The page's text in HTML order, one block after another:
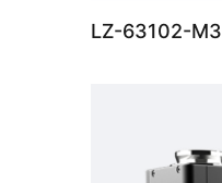
LZ-63102-M3